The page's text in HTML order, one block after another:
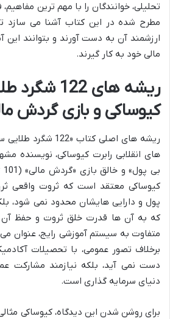
تحلیلی، خوانندگان را با مهم ترین
مطرح شده در این کتاب آشنا می سازد
ارزشمند آن به دست آورند و بتوانند این
مالی خود به کار گیرند.
ریشه های 122
کیوساکی و بازی گردش
ریشه های اصلی کتاب
های انقلابی رابرت کیوساکی، نویسنده
کیوساکی معتقد است که ثروت واقعی
پول و دارایی هایشان محدود نمی شود،
که به آن ها قدرت خلق ثروت و حفظ آن
متفاوت به سیستم آموزشی رایج، عنوان
برخلاف تصور عمومی، با تحصیلات
دست نمی آید، بلکه نیازمند مشارکت
دنیای سرمایه گذاری است.
برای روشن شدن این دیدگاه، کیوساکی